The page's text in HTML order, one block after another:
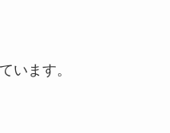
います。